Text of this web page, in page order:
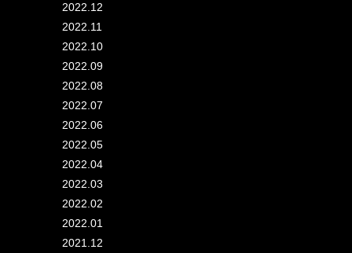
2022.12
2022.11
2022.10
2022.09
2022.08
2022.07
2022.06
2022.05
2022.04
2022.03
2022.02
2022.01
2021.12